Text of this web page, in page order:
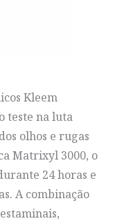
Kleem
teste na luta
olhos e rugas
Matrixyl 3000, o
24 horas e
A combinação